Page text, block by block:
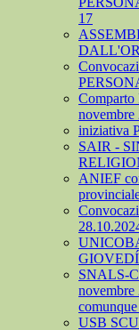
17
Comparto
novembre
iniziativa
SAIR -
ANIEF
SNALS-
novembre
USB